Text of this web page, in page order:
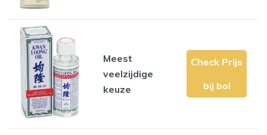
Meest
veelzijdige
keuze
Check Prijs
bij bol